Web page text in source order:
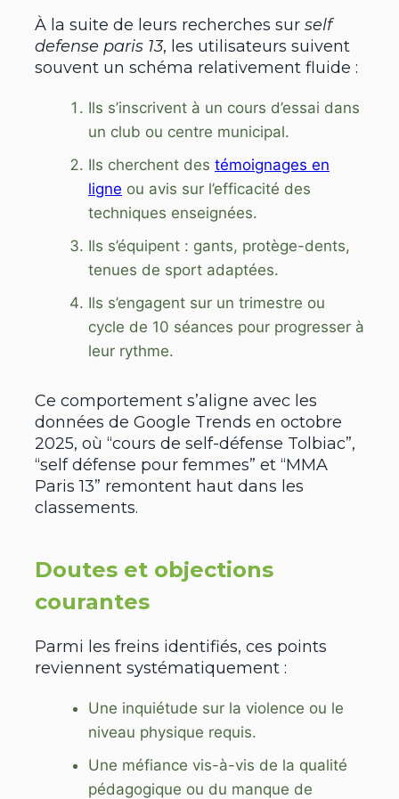
À la suite de leurs recherches sur self
defense paris 13, les utilisateurs suivent
souvent un schéma relativement fluide :
Ils s’inscrivent à un cours d’essai dans
un club ou centre municipal.
Ils cherchent des témoignages en
ligne ou avis sur l’efficacité des
techniques enseignées.
Ils s’équipent : gants, protège-dents,
tenues de sport adaptées.
Ils s’engagent sur un trimestre ou
cycle de 10 séances pour progresser à
leur rythme.
Ce comportement s’aligne avec les
données de Google Trends en octobre
2025, où “cours de self-défense Tolbiac”,
“self défense pour femmes” et “MMA
Paris 13” remontent haut dans les
classements.
Doutes et objections
courantes
Parmi les freins identifiés, ces points
reviennent systématiquement :
Une inquiétude sur la violence ou le
niveau physique requis.
Une méfiance vis-à-vis de la qualité
pédagogique ou du manque de